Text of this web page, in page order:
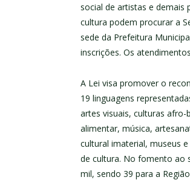
social de artistas e demais
cultura podem procurar a
sede da Prefeitura
inscrições. Os
A Lei visa promover o
19 linguagens
artes visuais, culturas afro-
alimentar, música,
cultural imaterial, museus
de cultura. No fomento ao
mil, sendo 39 para a